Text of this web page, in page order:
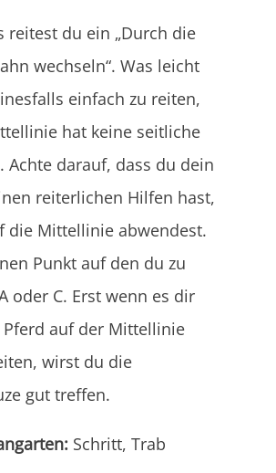
reitest du ein „Durch die
wechseln“. Was leicht
einfach zu reiten,
hat keine seitliche
Achte darauf, dass du dein
reiterlichen Hilfen hast,
die Mittellinie abwendest.
Punkt auf den du zu
oder C. Erst wenn es dir
auf der Mittellinie
wirst du die
gut treffen.
Schritt, Trab